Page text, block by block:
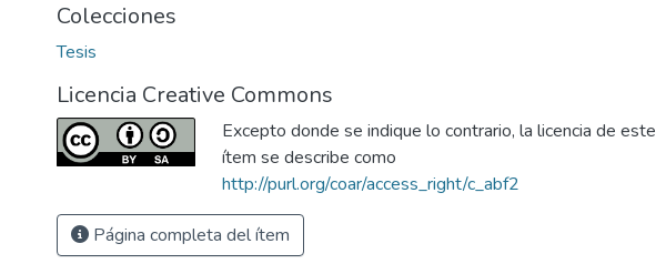
Colecciones
Tesis
Licencia Creative Commons
Excepto donde se indique lo contrario, la licencia de este
ítem se describe como
http://purl.org/coar/access_right/c_abf2
Página completa del ítem